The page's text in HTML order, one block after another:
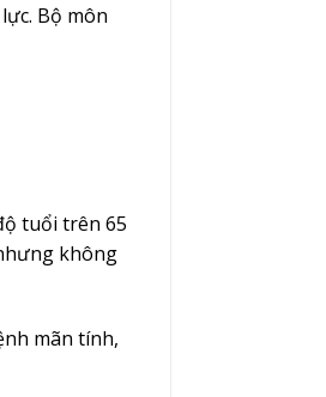
Bộ môn
tuổi trên 65
không
mãn tính,